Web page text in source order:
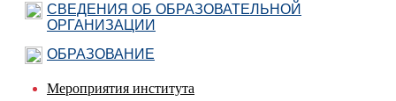
СВЕДЕНИЯ ОБ ОБРАЗОВАТЕЛЬНОЙ
ОРГАНИЗАЦИИ
ОБРАЗОВАНИЕ
Мероприятия института